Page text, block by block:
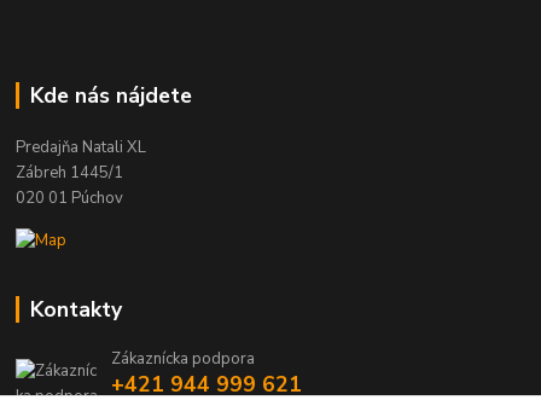
Kde nás nájdete
Predajňa Natali XL
Zábreh 1445/1
020 01 Púchov
Kontakty
Zákaznícka podpora
+421 944 999 621